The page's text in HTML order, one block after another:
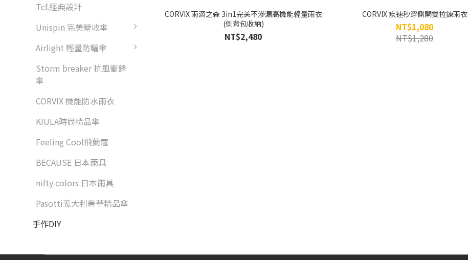
Tcf.經典設計
Unispin 完美瞬收傘
Airlight 輕量防曬傘
Storm breaker 抗風衝鋒
傘
CORVIX 機能防水雨衣
KIULA時尚精品傘
Feeling Cool飛蘭蔻
BECAUSE 日本雨具
nifty colors 日本雨具
Pasotti義大利奢華精品傘
手作DIY
CORVIX 雨滴之森 3in1完美不滲漏高機能輕量雨衣
(側背包收納)
NT$2,480
CORVIX 疾速秒穿側開雙拉鍊雨衣
NT$1,080
NT$1,280